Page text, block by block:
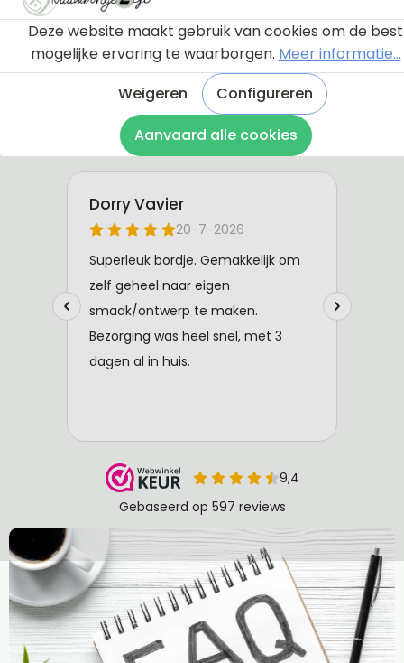
Bekijk de instructie
Deze website maakt gebruik van cookies om de best
mogelijke ervaring te waarborgen. Meer informatie...
Weigeren
Configureren
Aanvaard alle cookies